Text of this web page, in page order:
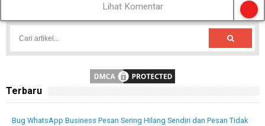
Lihat Komentar
Terbaru
Bug WhatsApp Business Pesan Sering Hilang Sendiri dan Pesan Tidak